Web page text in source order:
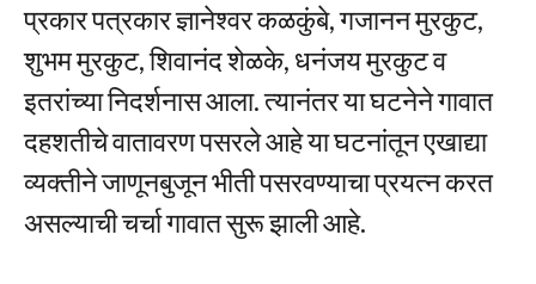
प्रकार पत्रकार ज्ञानेश्वर कळकुंबे, गजानन मुरकुट,
शुभम मुरकुट, शिवानंद शेळके, धनंजय मुरकुट व
इतरांच्या निदर्शनास आला. त्यानंतर या घटनेने गावात
दहशतीचे वातावरण पसरले आहे या घटनांतून एखाद्या
व्यक्तीने जाणूनबुजून भीती पसरवण्याचा प्रयत्न करत
असल्याची चर्चा गावात सुरू झाली आहे.